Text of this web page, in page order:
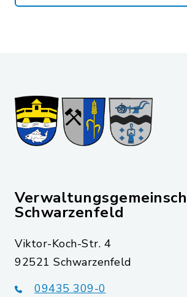
Schwarzenfeld
Viktor-Koch-Str. 4
92521 Schwarzenfeld
09435 309-0